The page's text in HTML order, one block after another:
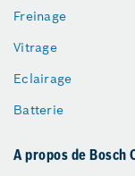
Freinage
Vitrage
Eclairage
Batterie
A propos de Bosch